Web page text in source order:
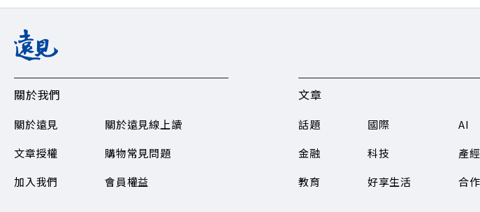
關於我們
關於遠見
文章授權
加入我們
關於遠見線上讀
購物常見問題​
會員權益
文章
話題
金融
教育
國際
科技
好享生活
AI
產經
合